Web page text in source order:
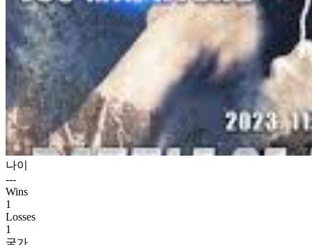
나이
---
Wins
1
Losses
1
국가